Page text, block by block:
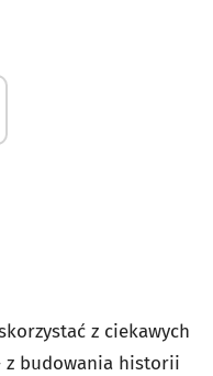
z ciekawych
z budowania historii